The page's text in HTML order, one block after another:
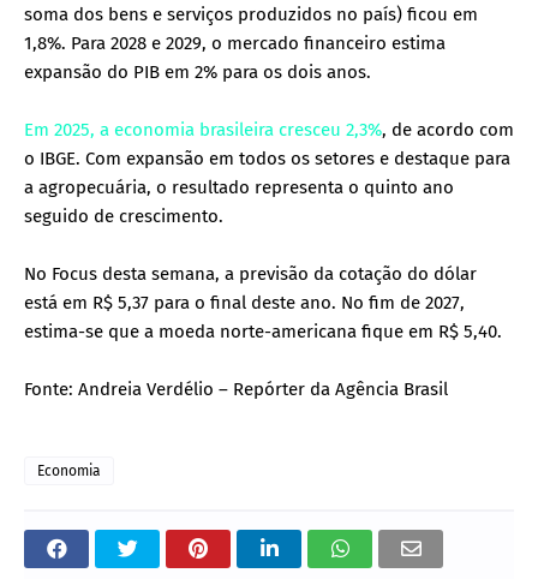
soma dos bens e serviços produzidos no país) ficou em
1,8%. Para 2028 e 2029, o mercado financeiro estima
expansão do PIB em 2% para os dois anos.
Em 2025, a economia brasileira cresceu 2,3%, de acordo com
o IBGE. Com expansão em todos os setores e destaque para
a agropecuária, o resultado representa o quinto ano
seguido de crescimento.
No Focus desta semana, a previsão da cotação do dólar
está em R$ 5,37 para o final deste ano. No fim de 2027,
estima-se que a moeda norte-americana fique em R$ 5,40.
Fonte: Andreia Verdélio – Repórter da Agência Brasil
Economia